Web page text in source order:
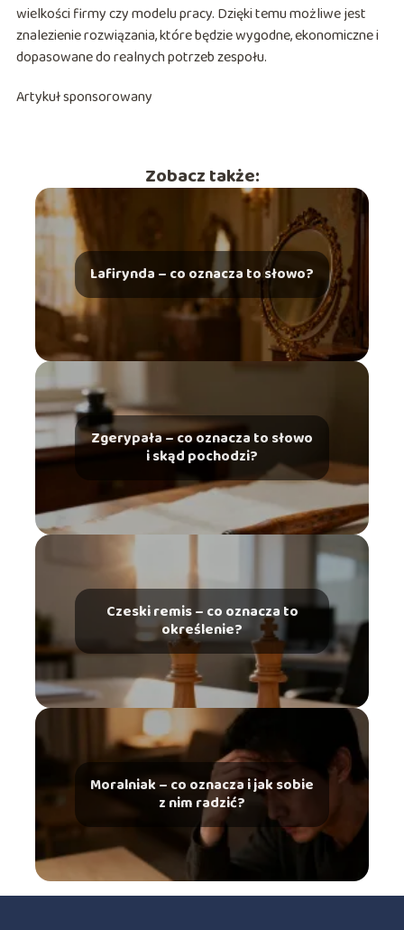
wielkości firmy czy modelu pracy. Dzięki temu możliwe jest
znalezienie rozwiązania, które będzie wygodne, ekonomiczne i
dopasowane do realnych potrzeb zespołu.
Artykuł sponsorowany
Zobacz także:
Lafirynda – co oznacza to słowo?
Zgerypała – co oznacza to słowo
i skąd pochodzi?
Czeski remis – co oznacza to
określenie?
Moralniak – co oznacza i jak sobie
z nim radzić?